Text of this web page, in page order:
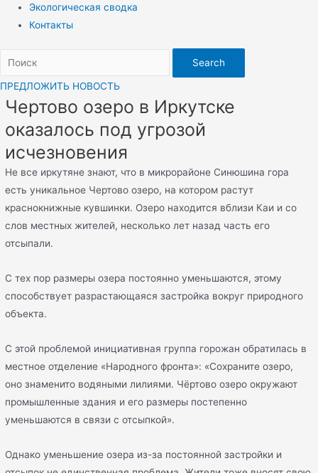
Экологическая сводка
Контакты
Search
ПРЕДЛОЖИТЬ НОВОСТЬ
Чертово озеро в Иркутске
оказалось под угрозой
исчезновения
Не все иркутяне знают, что в микрорайоне Синюшина гора
есть уникальное Чертово озеро, на котором растут
краснокнижные кувшинки. Озеро находится вблизи Каи и со
слов местных жителей, несколько лет назад часть его
отсыпали.
С тех пор размеры озера постоянно уменьшаются, этому
способствует разрастающаяся застройка вокруг природного
объекта.
С этой проблемой инициативная группа горожан обратилась в
местное отделение «Народного фронта»: «Сохраните озеро,
оно знаменито водяными лилиями. Чёртово озеро окружают
промышленные здания и его размеры постепенно
уменьшаются в связи с отсыпкой».
Однако уменьшение озера из-за постоянной застройки и